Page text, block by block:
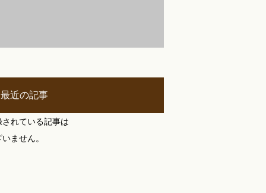
最近の記事
されている記事は
ません。